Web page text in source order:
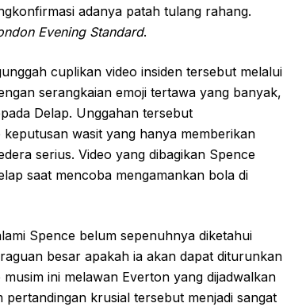
adanya patah tulang rahang.
Evening Standard.
cuplikan video insiden tersebut melalui
serangkaian emoji tertawa yang banyak,
Delap. Unggahan tersebut
wasit yang hanya memberikan
serius. Video yang dibagikan Spence
saat mencoba mengamankan bola di
Spence belum sepenuhnya diketahui
besar apakah ia akan dapat diturunkan
ini melawan Everton yang dijadwalkan
krusial tersebut menjadi sangat